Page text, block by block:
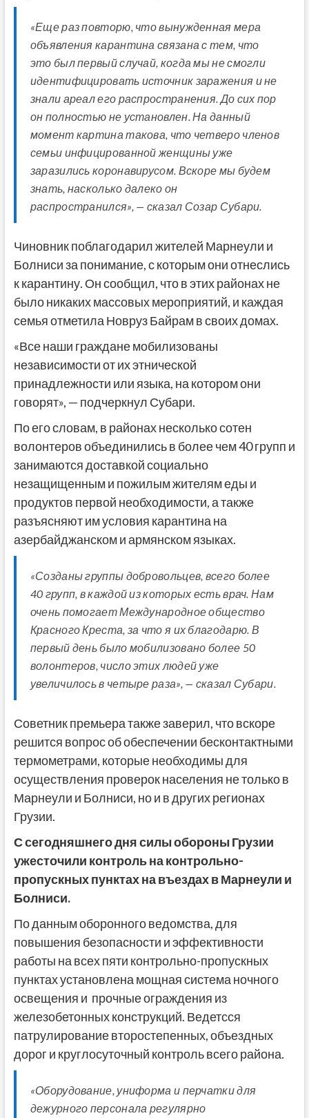
«Еще раз повторю, что вынужденная мера
объявления карантина связана с тем, что
это был первый случай, когда мы не смогли
идентифицировать источник заражения и не
знали ареал его распространения. До сих пор
он полностью не установлен. На данный
момент картина такова, что четверо членов
семьи инфицированной женщины уже
заразились коронавирусом. Вскоре мы будем
знать, насколько далеко он
распространился», — сказал Созар Субари.
Чиновник поблагодарил жителей Марнеули и
Болниси за понимание, с которым они отнеслись
к карантину. Он сообщил, что в этих районах не
было никаких массовых мероприятий, и каждая
семья отметила Новруз Байрам в своих домах.
«Все наши граждане мобилизованы
независимости от их этнической
принадлежности или языка, на котором они
говорят», — подчеркнул Субари.
По его словам, в районах несколько сотен
волонтеров объединились в более чем 40 групп и
занимаются доставкой социально
незащищенным и пожилым жителям еды и
продуктов первой необходимости, а также
разъясняют им условия карантина на
азербайджанском и армянском языках.
«Созданы группы добровольцев, всего более
40 групп, в каждой из которых есть врач. Нам
очень помогает Международное общество
Красного Креста, за что я их благодарю. В
первый день было мобилизовано более 50
волонтеров, число этих людей уже
увеличилось в четыре раза», — сказал Субари.
Советник премьера также заверил, что вскоре
решится вопрос об обеспечении бесконтактными
термометрами, которые необходимы для
осуществления проверок населения не только в
Марнеули и Болниси, но и в других регионах
Грузии.
С сегодняшнего дня силы обороны Грузии
ужесточили контроль на контрольно-
пропускных пунктах на въездах в Марнеули и
Болниси.
По данным оборонного ведомства, для
повышения безопасности и эффективности
работы на всех пяти контрольно-пропускных
пунктах установлена мощная система ночного
освещения и ​​ прочные ограждения из
железобетонных конструкций. Ведетсся
патрулирование второстепенных, объездных
дорог и круглосуточный контроль всего района.
«Оборудование, униформа и перчатки для
дежурного персонала регулярно